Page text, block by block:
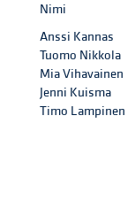
Nimi
Anssi
Tuomo
Mia
Jenni
Timo